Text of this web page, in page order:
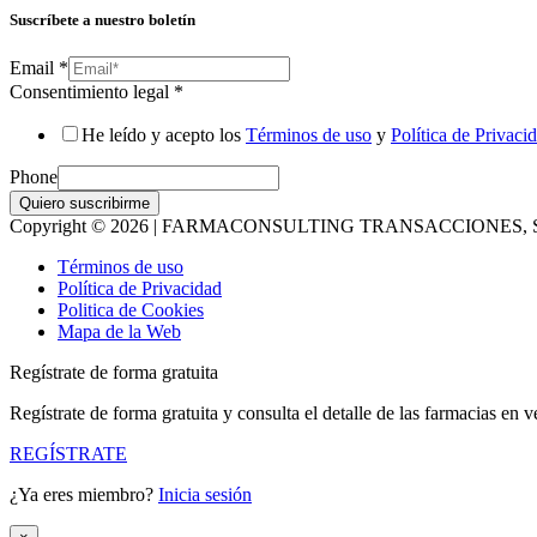
Suscríbete a nuestro boletín
Email *
Consentimiento legal *
He leído y acepto los Términos de uso y Política de
Phone
Quiero suscribirme
Copyright © 2026 | FARMACONSULTING TRANSACCIONES,
Términos de uso
Política de Privacidad
Politica de Cookies
Mapa de la Web
Regístrate de forma gratuita
Regístrate de forma gratuita y consulta el detalle de las farmacias en
REGÍSTRATE
¿Ya eres miembro? Inicia sesión